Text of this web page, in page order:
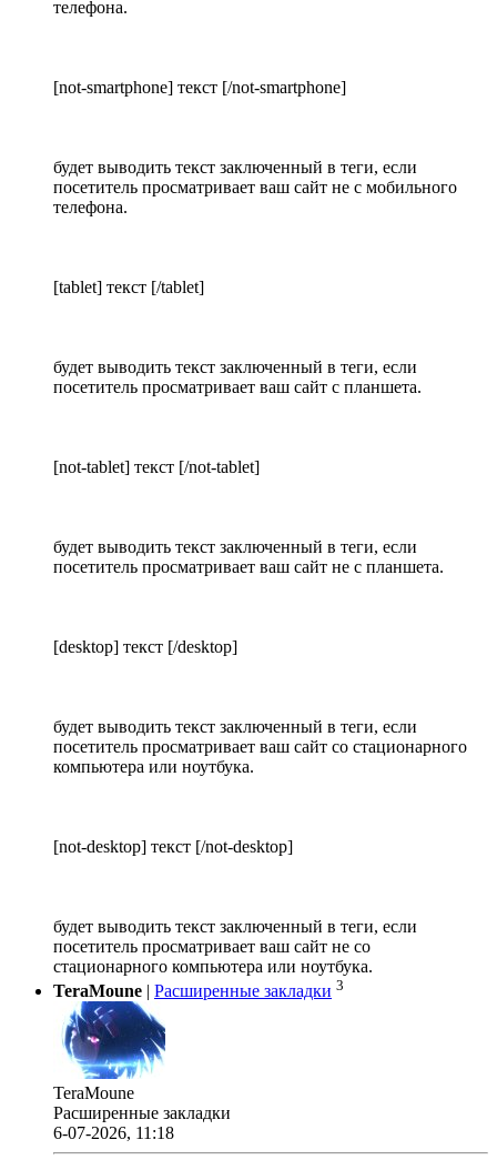
телефона.
[not-smartphone] текст [/not-smartphone]
будет выводить текст заключенный в теги, если
посетитель просматривает ваш сайт не с мобильного
телефона.
[tablet] текст [/tablet]
будет выводить текст заключенный в теги, если
посетитель просматривает ваш сайт с планшета.
[not-tablet] текст [/not-tablet]
будет выводить текст заключенный в теги, если
посетитель просматривает ваш сайт не с планшета.
[desktop] текст [/desktop]
будет выводить текст заключенный в теги, если
посетитель просматривает ваш сайт со стационарного
компьютера или ноутбука.
[not-desktop] текст [/not-desktop]
будет выводить текст заключенный в теги, если
посетитель просматривает ваш сайт не со
стационарного компьютера или ноутбука.
TeraMoune | Расширенные закладки 3
TeraMoune
Расширенные закладки
6-07-2026, 11:18